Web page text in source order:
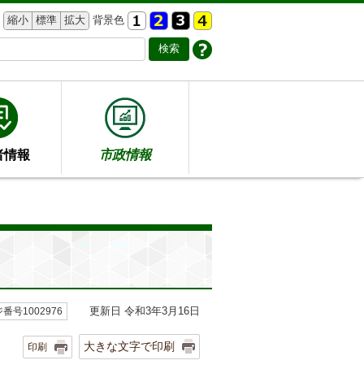
縮小 標準 拡大 背景色
情報 市政情報
番号1002976 更新日 令和3年3月16日
印刷 大きな文字で印刷